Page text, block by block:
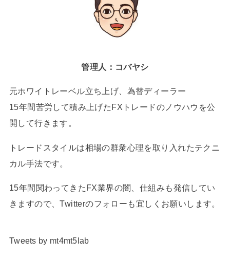
管理人：コバヤシ
元ホワイトレーベル立ち上げ、為替ディーラー
15年間苦労して積み上げたFXトレードのノウハウを公
開して行きます。
トレードスタイルは相場の群衆心理を取り入れたテクニ
カル手法です。
15年間関わってきたFX業界の闇、仕組みも発信してい
きますので、Twitterのフォローも宜しくお願いします。
Tweets by mt4mt5lab